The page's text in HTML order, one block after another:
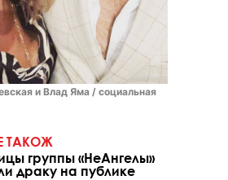
и Влад Яма / социальная
ТАКОЖ
группы «НеАнгелы»
драку на публике